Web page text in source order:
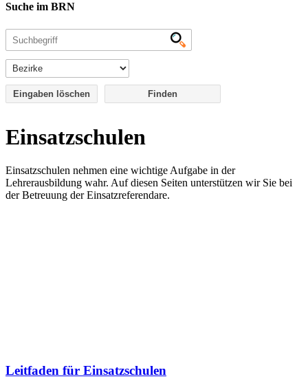
Suche im BRN
Eingaben löschen
Einsatzschulen
Einsatzschulen nehmen eine wichtige Aufgabe in der
Lehrerausbildung wahr. Auf diesen Seiten unterstützen wir Sie bei
der Betreuung der Einsatzreferendare.
Leitfaden für Einsatzschulen